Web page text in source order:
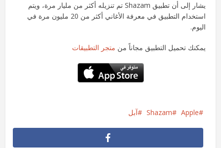
يشار إلى أن تطبيق Shazam تم تنزيله أكثر من مليار مرة، ويتم
استخدام التطبيق في معرفة الأغاني أكثر من 20 مليون مرة في
اليوم.
يمكنك تحميل التطبيق مجاناً من متجر التطبيقات
Apple
Shazam آبل